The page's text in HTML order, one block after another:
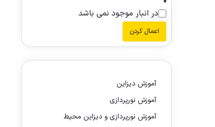
در انبار موجود نمی باشد
اعمال کردن
آموزش دیزاین
آموزش نورپردازی
آموزش نورپردازی و دیزاین محیط